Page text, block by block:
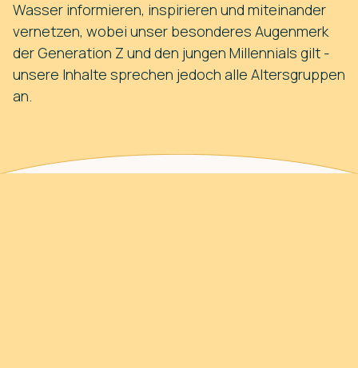
Wasser informieren, inspirieren und miteinander
vernetzen, wobei unser besonderes Augenmerk
der Generation Z und den jungen Millennials gilt -
unsere Inhalte sprechen jedoch alle Altersgruppen
an.